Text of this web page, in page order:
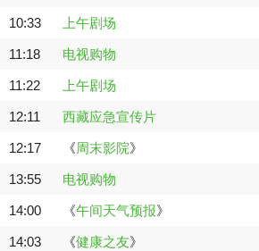
10:33 上午剧场
11:18 电视购物
11:22 上午剧场
12:11 西藏应急宣传片
12:17 《周末影院》
13:55 电视购物
14:00 《午间天气预报》
14:03 《健康之友》